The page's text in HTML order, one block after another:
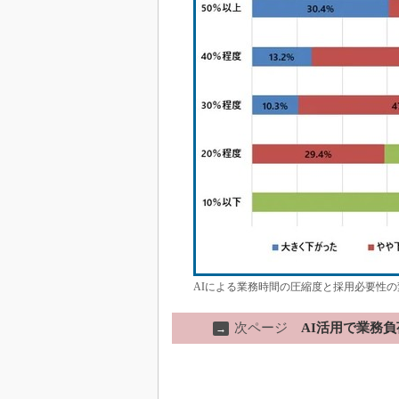
AIによる業務時間の圧縮度と採用必要性
→ 次ページ AI活用で業務